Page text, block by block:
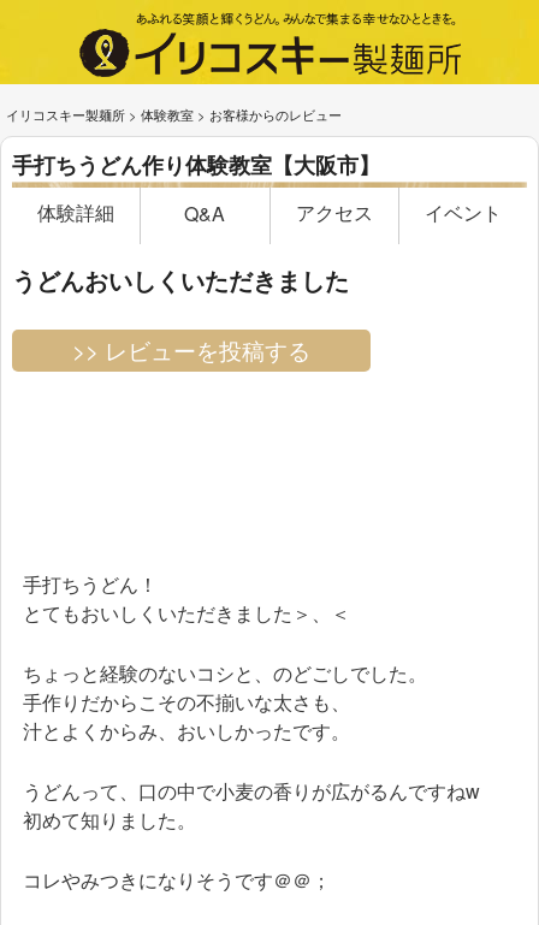
イリコスキー製麺所 > 体験教室 > お客様からのレビュー
手打ちうどん作り体験教室【大阪市】
体験詳細 Q&A アクセス イベント
うどんおいしくいただきました
>> レビューを投稿する
手打ちうどん！
とてもおいしくいただきました＞、＜
ちょっと経験のないコシと、のどごしでした。
手作りだからこその不揃いな太さも、
汁とよくからみ、おいしかったです。
うどんって、口の中で小麦の香りが広がるんですねw
初めて知りました。
コレやみつきになりそうです＠＠；